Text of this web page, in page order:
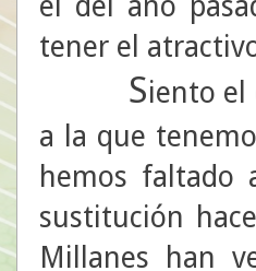
tener el
Siento el
a la que
hemos faltado
sustitución
Millanes han